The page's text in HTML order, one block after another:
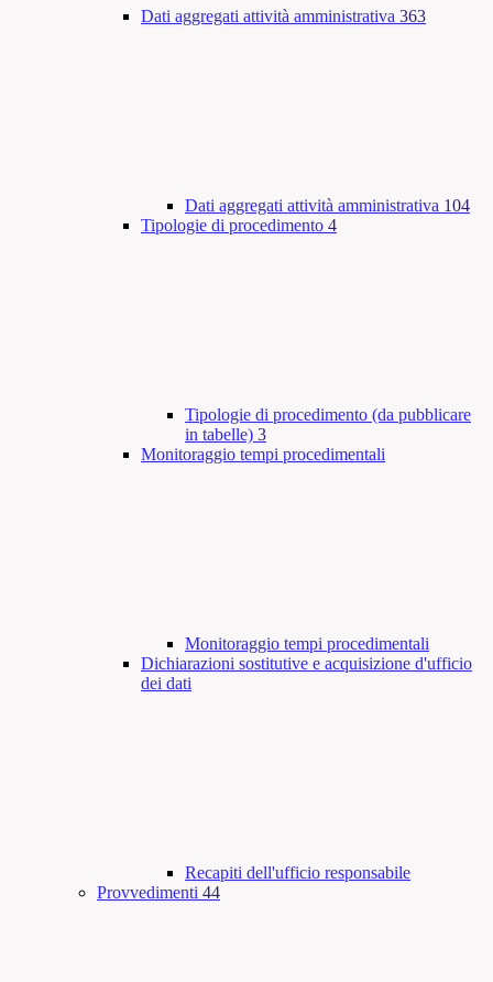
Dati aggregati attività amministrativa 363
Dati aggregati attività amministrativa 104
Tipologie di procedimento 4
Tipologie di procedimento (da pubblicare
in tabelle) 3
Monitoraggio tempi procedimentali
Monitoraggio tempi procedimentali
Dichiarazioni sostitutive e acquisizione d'ufficio
dei dati
Recapiti dell'ufficio responsabile
Provvedimenti 44